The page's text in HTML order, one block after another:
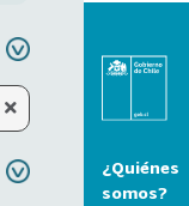
¿Quiénes
somos?